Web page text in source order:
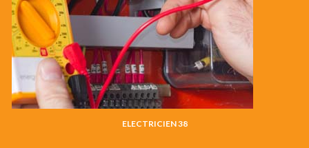
ELECTRICIEN 38